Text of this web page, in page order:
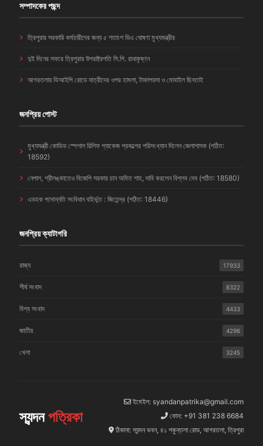
সম্পাদকের পছন্দ
ত্রিপুরার সরকারি কর্মচারীদের জন্য ৫ শতাংশ ডিএ ঘোষণা মুখ্যমন্ত্রীর
দুই দিনের সফরে ত্রিপুরায় উপরাষ্ট্রপতি সি.পি. রাধাকৃষ্ণন
আগরতলায় ভিআইপি রোডে যাত্রীদের ওপর হামলা, টাকাপয়সা ও মোবাইল ছিনতাই
জনপ্রিয় পোস্ট
মুখ্যমন্ত্রী কোভিড স্পেশাল রিলিফ প্যাকেজ প্রকল্পের পরিসংখ্যান দিলেন জেলাশাসক (পঠিত:
18592)
নেপাল, শ্রীলঙ্কাতেও বিজেপি সরকার চান অমিত শাহ, দাবি করলেন বিপ্লব দেব (পঠিত: 18580)
এডহক পদোন্নতি সংবিধান বহির্ভূত : জিতেন্দ্র (পঠিত: 18446)
জনপ্রিয় ক্যাটাগরি
রাজ্য 17933
শীর্ষ সংবাদ 8322
বিশ্ব সংবাদ 4433
জাতীয় 4296
খেলা 3245
স্যন্দনপত্রিকা
ইমেইল: syandanpatrika@gmail.com
ফোন: +91 381 238 6684
ঠিকানা: স্যন্দন ভবন, ৪১ শকুন্তলা রোড, আগরতলা, ত্রিপুরা